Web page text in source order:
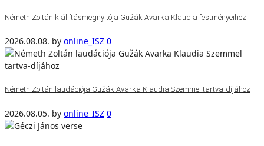
Németh Zoltán kiállításmegnyitója Gužák Avarka Klaudia festményeihez
2026.08.08. by online_ISZ 0
Németh Zoltán laudációja Gužák Avarka Klaudia Szemmel tartva-díjához
2026.08.05. by online_ISZ 0